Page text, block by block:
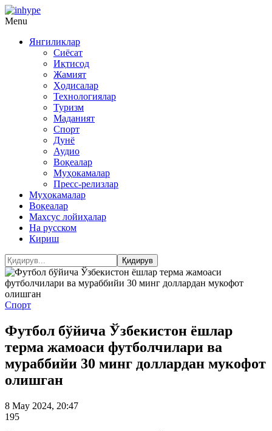
Menu
Янгиликлар
Сиёсат
Иқтисод
Жамият
Ҳодисалар
Технологиялар
Туризм
Маданият
Спорт
Дунё
Аудио
Воқеалар
Муҳокамалар
Пресс-релизлар
Муҳокамалар
Воқеалар
Махсус лойиҳалар
На русском
Кириш
Спорт
Футбол бўйича Ўзбекистон ёшлар
терма жамоаси футболчилари ва
мураббийи 30 минг доллардан мукофот
олишган
8 May 2024, 20:47
195